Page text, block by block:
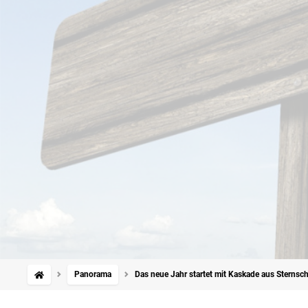
Panorama Das neue Jahr startet mit Kaskade aus